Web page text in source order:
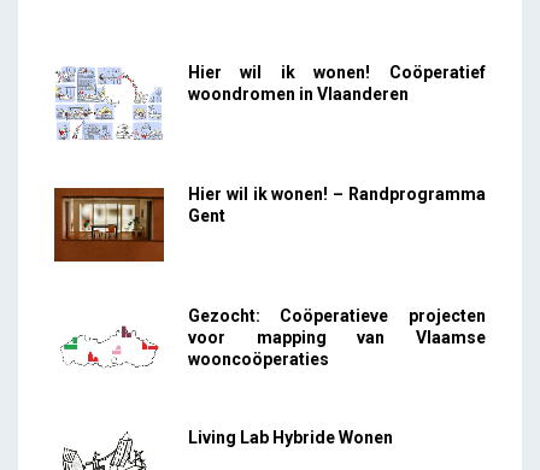
Hier wil ik wonen! Coöperatief
woondromen in Vlaanderen
Hier wil ik wonen! – Randprogramma
Gent
Gezocht: Coöperatieve projecten
voor mapping van Vlaamse
wooncoöperaties
Living Lab Hybride Wonen